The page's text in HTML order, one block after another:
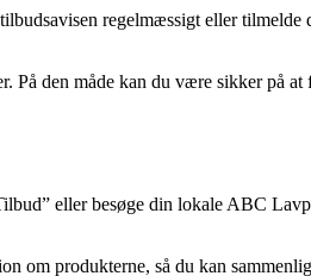
regelmæssigt eller tilmelde
På den måde kan du være sikker på at
eller besøge din lokale ABC
om produkterne, så du kan